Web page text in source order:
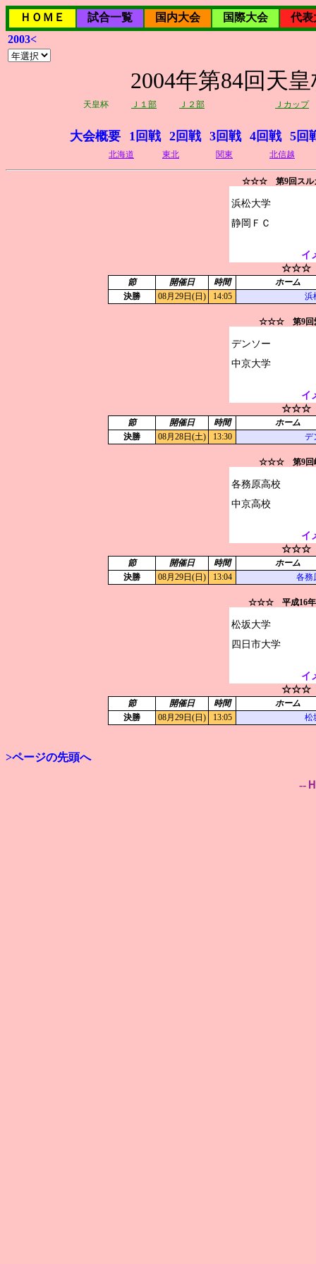
ＨＯＭＥ 試合一覧 国内大会 国際大会
代表
2003<
2004年第84回天
天皇杯 Ｊ１部 Ｊ２部 Ｊカップ
大会概要 1回戦 2回戦 3回戦 4回戦 5回
北海道 東北 関東 北信越
☆☆☆ 第9回スル
浜松大学
イ
☆☆☆
節 開催日 時間
ホーム
決勝
08月29日(日) 14:05 浜
☆☆☆ 第9回
デンソー
イ
☆☆☆
節 開催日 時間
ホーム
決勝
08月28日(土) 13:30 デ
☆☆☆ 第9回
各務原高校
イ
☆☆☆
節 開催日 時間
ホーム
決勝
08月29日(日) 13:04 各務
☆☆☆ 平成16年
松坂大学
イ
☆☆☆
節 開催日 時間
ホーム
決勝
08月29日(日) 13:05 松
>ページの先頭へ
--